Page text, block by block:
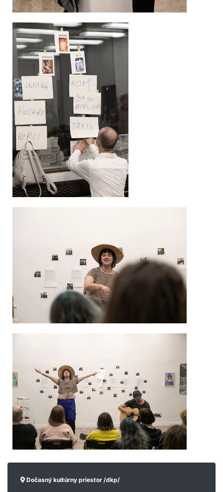
Dočasný kultúrny priestor /dkp/